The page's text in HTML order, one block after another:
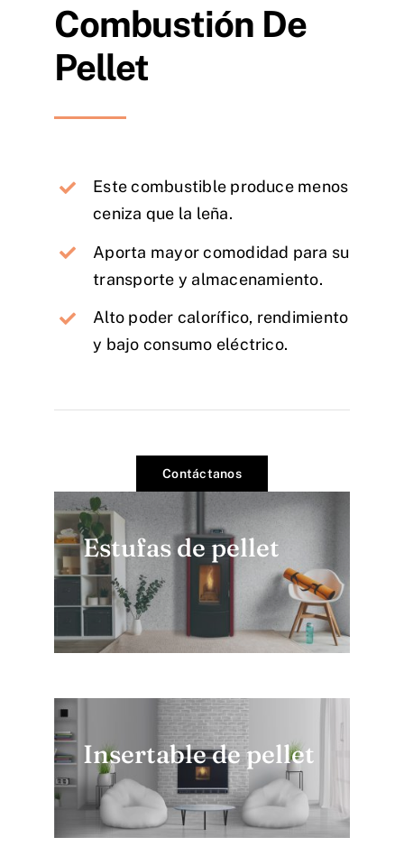
Catálogo
Combustión De
Pellet
Este combustible produce menos
ceniza que la leña.
Aporta mayor comodidad para su
transporte y almacenamiento.
Alto poder calorífico, rendimiento
y bajo consumo eléctrico.
Contáctanos
Estufas de pellet
Insertable de pellet